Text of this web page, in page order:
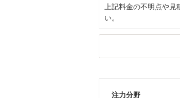
上記料金の不明点や
い。
注力分野